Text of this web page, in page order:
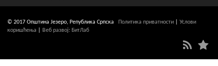
© 2017 Општина Језеро, Република Српска Политика приватности
Услови
коришћења
Веб развој: БитЛаб